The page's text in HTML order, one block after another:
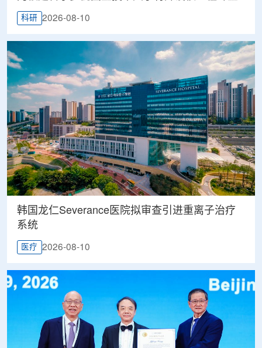
科研 2026-08-10
韩国龙仁Severance医院拟审查引进重离子治疗
系统
医疗 2026-08-10